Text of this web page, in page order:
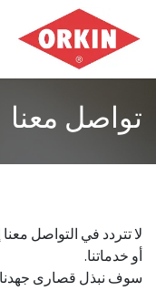
تخطي للذهاب إلى المحتوى
تواصل معنا
لا تتردد في التواصل
أو خدماتنا.
سوف نبذل قصارى